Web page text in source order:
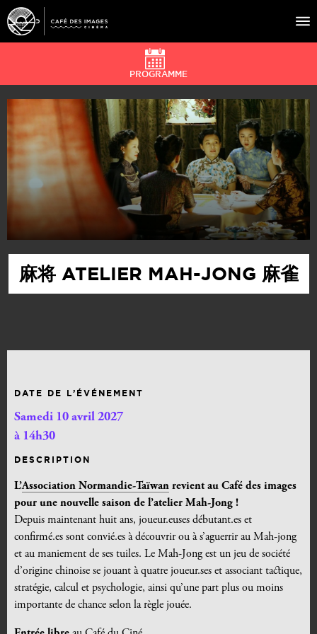
À L’AFFICHE
ÉVÉNEMENTS
CAFÉ DU CINÉ
PRATIQUE
ÉDUCATION AUX IMAGES
PROGRAMME
麻将 ATELIER MAH-JONG 麻雀
DATE DE L’ÉVÉNEMENT
Samedi 10 avril 2027
à 14h30
DESCRIPTION
L’Association Normandie-Taïwan revient au Café des images
pour une nouvelle saison de l’atelier Mah-Jong !
Depuis maintenant huit ans, joueur.euses débutant.es et
confirmé.es sont convié.es à découvrir ou à s’aguerrir au Mah-jong
et au maniement de ses tuiles. Le Mah-Jong est un jeu de société
d’origine chinoise se jouant à quatre joueur.ses et associant tactique,
stratégie, calcul et psychologie, ainsi qu’une part plus ou moins
importante de chance selon la règle jouée.